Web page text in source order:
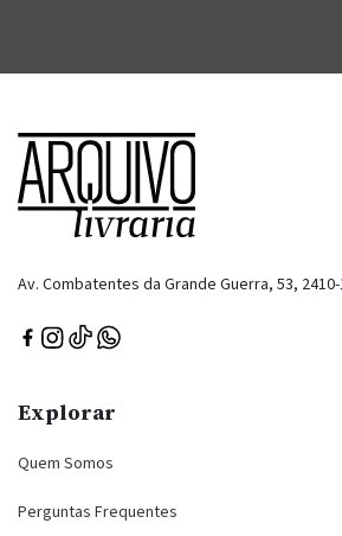
Av. Combatentes da Grande Guerra, 53,
Explorar
Quem Somos
Perguntas Frequentes